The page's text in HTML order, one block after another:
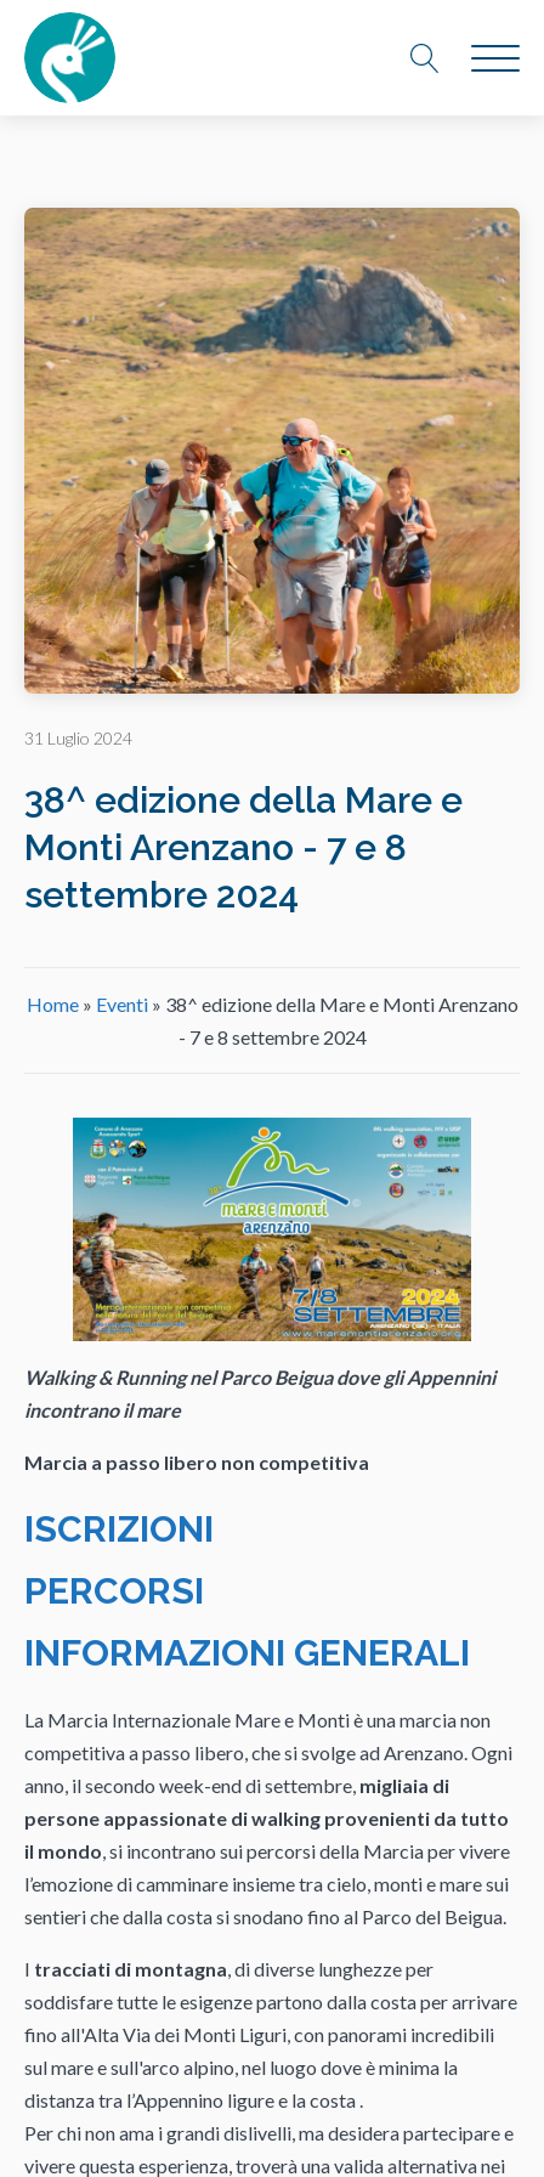
31 Luglio 2024
38^ edizione della Mare e
Monti Arenzano - 7 e 8
settembre 2024
Home» Eventi» 38^ edizione della Mare e Monti Arenzano
- 7 e 8 settembre 2024
Walking & Running nel Parco Beigua dove gli Appennini
incontrano il mare
Marcia a passo libero non competitiva
ISCRIZIONI
PERCORSI
INFORMAZIONI GENERALI
La Marcia Internazionale Mare e Monti è una marcia non
competitiva a passo libero, che si svolge ad Arenzano. Ogni
anno, il secondo week-end di settembre, migliaia di
persone appassionate di walking provenienti da tutto
il mondo, si incontrano sui percorsi della Marcia per vivere
l’emozione di camminare insieme tra cielo, monti e mare sui
sentieri che dalla costa si snodano fino al Parco del Beigua.
I tracciati di montagna, di diverse lunghezze per
soddisfare tutte le esigenze partono dalla costa per arrivare
fino all'Alta Via dei Monti Liguri, con panorami incredibili
sul mare e sull'arco alpino, nel luogo dove è minima la
distanza tra l’Appennino ligure e la costa .
Per chi non ama i grandi dislivelli, ma desidera partecipare e
vivere questa esperienza, troverà una valida alternativa nei